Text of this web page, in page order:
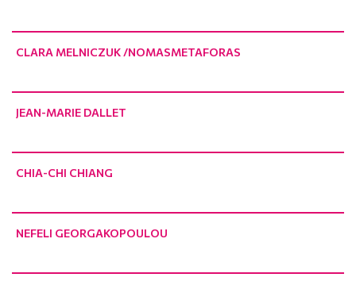
CLARA MELNICZUK /NOMASMETAFORAS
JEAN-MARIE DALLET
CHIA-CHI CHIANG
NEFELI GEORGAKOPOULOU